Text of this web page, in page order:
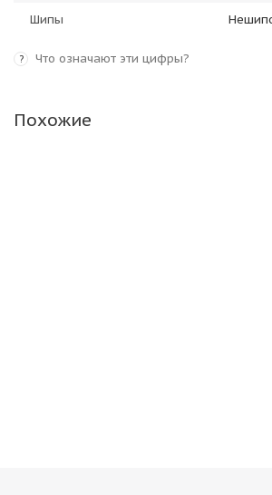
Шипы
? Что означают эти цифры?
Похожие